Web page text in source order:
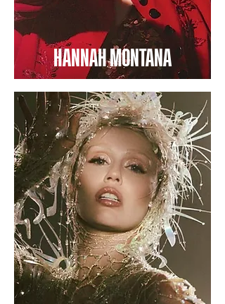
HANNAH MONTANA